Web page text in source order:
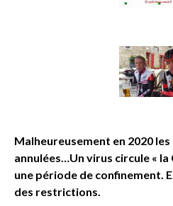
Malheureusement en 2020
annulées…Un virus circule « la
une période de confinement.
des restrictions.